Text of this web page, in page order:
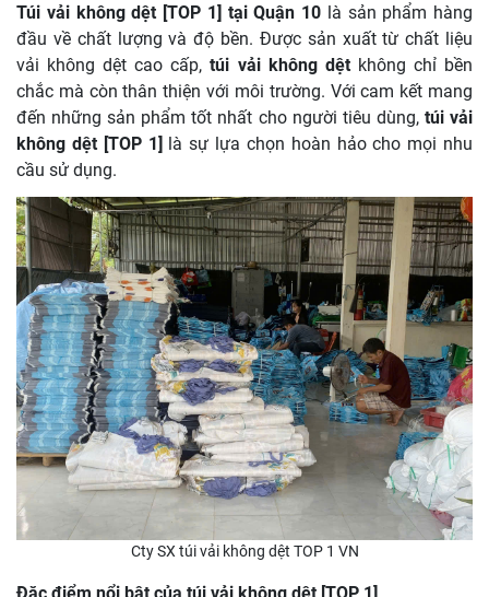
Túi vải không dệt [TOP 1] tại Quận 10 là sản phẩm hàng
đầu về chất lượng và độ bền. Được sản xuất từ chất liệu
vải không dệt cao cấp,túi vải không dệt không chỉ bền
chắc mà còn thân thiện với môi trường. Với cam kết mang
đến những sản phẩm tốt nhất cho người tiêu dùng, túi vải
không dệt [TOP 1] là sự lựa chọn hoàn hảo cho mọi nhu
cầu sử dụng.
Cty SX túi vải không dệt TOP 1 VN
Đặc điểm nổi bật của túi vải không dệt [TOP 1]